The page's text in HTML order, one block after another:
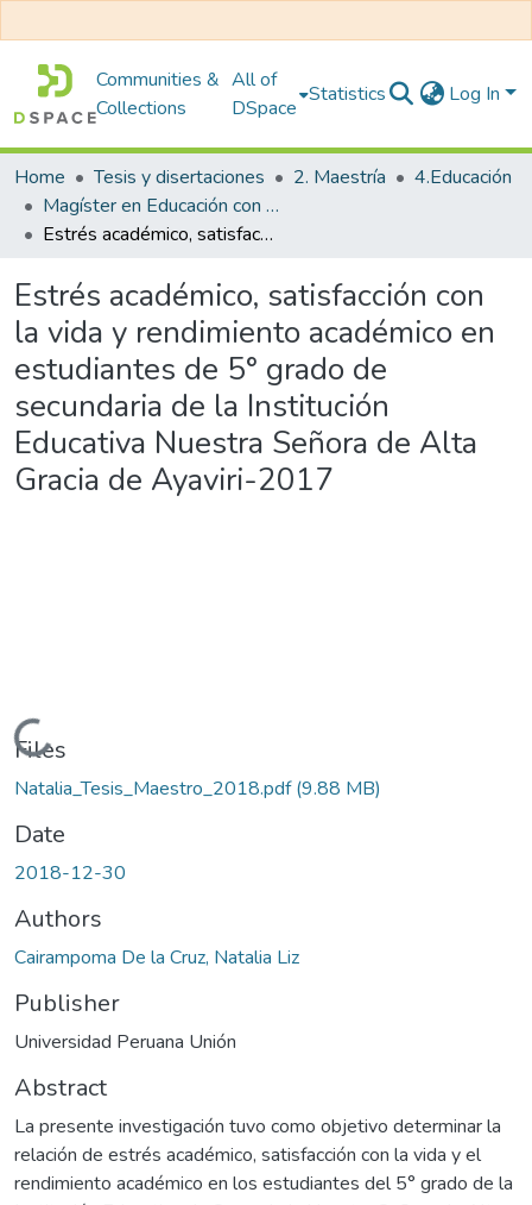
Communities &
Collections
All of
DSpace
Statistics Log In
Home Tesis y disertaciones 2. Maestría
4.Educación
Magíster en Educación con Mención en Investigación y Docencia Universitaria
Estrés académico, satisfacción con la vida y rendimiento académico en estudiantes de 5° grado de secundaria de la Institución Educativa Nuestra Señora de Alta Gracia de Ayaviri-2017
Estrés académico, satisfacción con
la vida y rendimiento académico en
estudiantes de 5° grado de
secundaria de la Institución
Educativa Nuestra Señora de Alta
Gracia de Ayaviri-2017
Loading...
Files
Natalia_Tesis_Maestro_2018.pdf(9.88 MB)
Date
2018-12-30
Authors
Cairampoma De la Cruz, Natalia Liz
Publisher
Universidad Peruana Unión
Abstract
La presente investigación tuvo como objetivo determinar la
relación de estrés académico, satisfacción con la vida y el
rendimiento académico en los estudiantes del 5° grado de la